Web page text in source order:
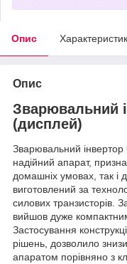
Опис
Опис
Зварювальний
(дисплей)
Зварювальний
надійний апарат,
домашніх умовах, так і
виготовлений за
силових транзисторів.
вийшов дуже
Застосування
рішень, дозволило
апаратом порівняно з